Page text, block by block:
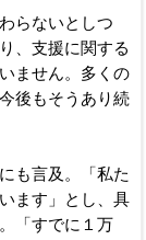
らないとしつ
、支援に関する
ません。多くの
後もそうあり続
も言及。「私た
ます」とし、具
「すでに１万